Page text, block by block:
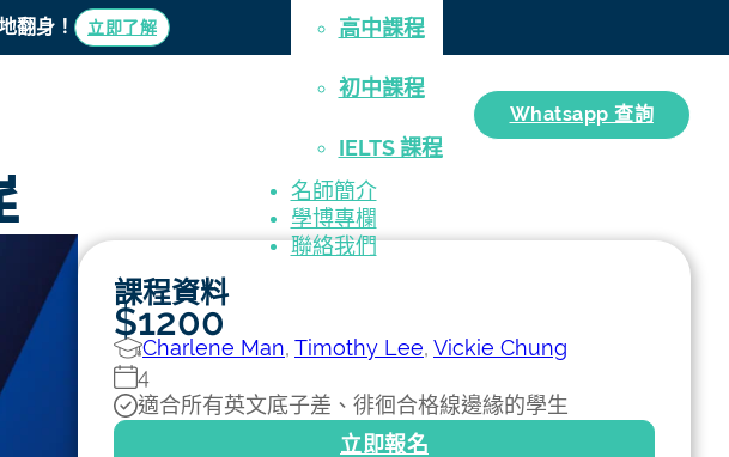
翻身！ 立即了解 高中課程
初中課程
IELTS 課程
名師簡介
學博專欄
聯絡我們
Whatsapp 查詢
師團隊
課程資料
$1200
Charlene Man Timothy Lee Vickie Chung
4
適合所有英文底子差、徘徊合格線邊緣的學生
立即報名